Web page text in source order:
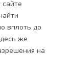
сайте
вплоть до
же
на